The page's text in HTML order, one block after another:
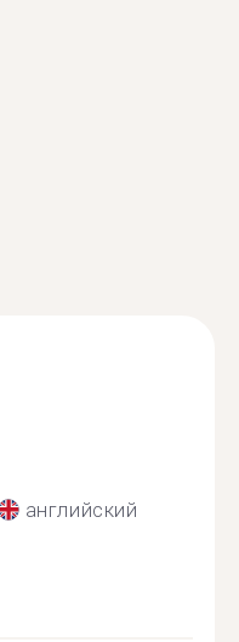
английский